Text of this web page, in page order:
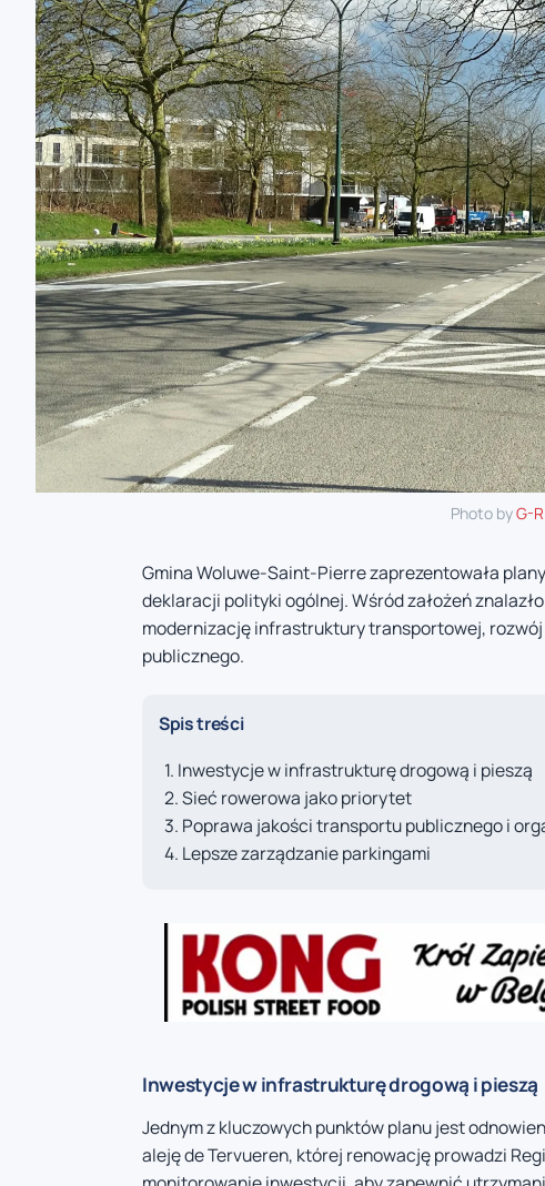
Photo byG-
Gmina Woluwe-Saint-Pierre zaprezentowała
deklaracji polityki ogólnej. Wśród założeń
modernizację infrastruktury transportowej,
publicznego.
Spis treści
Inwestycje w infrastrukturę drogową i pieszą
Sieć rowerowa jako priorytet
Poprawa jakości transportu publicznego i
Lepsze zarządzanie parkingami
Inwestycje w infrastrukturę drogową i pieszą
Jednym z kluczowych punktów planu jest
aleję de Tervueren, której renowację prowadzi